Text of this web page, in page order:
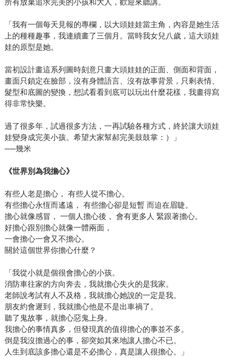
所有放棄追求完美的小孩和大人，歡迎來聽講。
「我有一個每天見報的專欄，以大頭娃娃當主角，內容是她生活
上的種種趣事，我連續畫了三個月。當時我女兒八歲，這大頭娃
娃的原型是她。
當初設計畫這系列圖時刻意只畫大頭娃娃的正面、側面和背面，
畫面只鎖定在臉部，沒有身體語言、沒有故事背景，只剩表情、
髮型和底圖的變換，想試看看到底可以玩出什麼花樣，我畫得寫
得非常快樂。
過了很多年，試過很多方法，一再試驗各種方式，終於讓大頭娃
娃變身成完美小孩。希望大家幫郝完美鼓鼓掌：）」
──幾米
《世界別為我擔心》
有些人老是擔心， 有些人從不擔心。
有些擔心永恆而遙遠， 有些擔心卻是短暫 而迫在眉睫。
擔心就像感冒， 一個人擔心後， 會有更多人 緊跟著擔心。
好擔心跟別擔心就像一體兩面，
一會擔心一會又不擔心。
關於這個世界你擔心什麼？
「我從小就是個很會擔心的小孩。
消防車往家的方向奔去，我就擔心失火的是我家。
老師說考試有人不及格，我就擔心她說的一定是我。
朋友約會遲到，我就擔心他是不是出車禍了。
聽了鬼故事，就擔心惡鬼上身。
我擔心的事情真多，但發現真的值得擔心的事並不多。
倒是我沒擔過心的事，卻突如其來地讓人擔心不已。
人生到底該多擔心還是不必擔心，真是讓人很擔心。」